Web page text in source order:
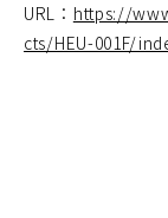
URL： https://
cts/HEU-001F/